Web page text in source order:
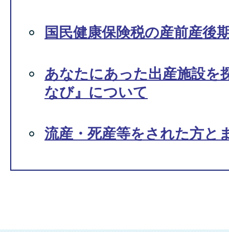
国民健康保険税の産前産後
あなたにあった出産施設を
なび』について
流産・死産等をされた方と